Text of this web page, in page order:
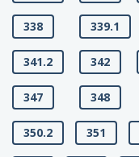
338 339.1
341.2 342
347 348
350.2 351